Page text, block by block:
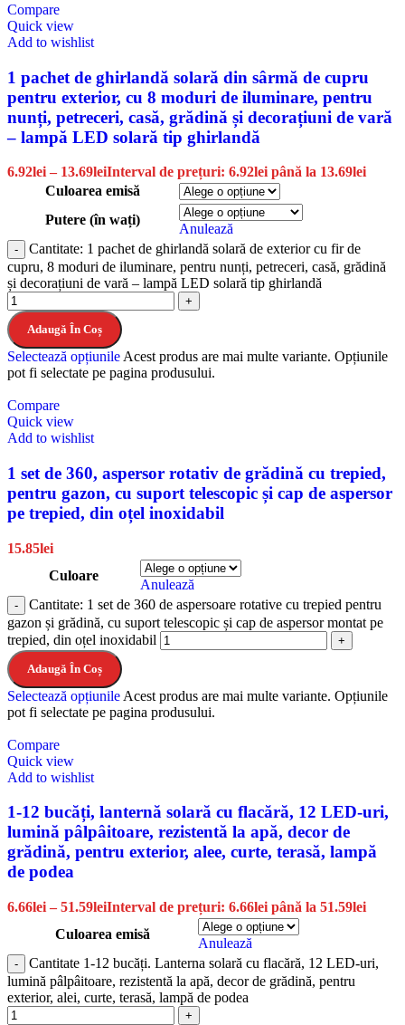
Compare
Quick view
Add to wishlist
1 pachet de ghirlandă solară din sârmă de cupru
pentru exterior, cu 8 moduri de iluminare, pentru
nunți, petreceri, casă, grădină și decorațiuni de vară
– lampă LED solară tip ghirlandă
6.92lei – 13.69leiInterval de prețuri: 6.92lei până la 13.69lei
Culoarea emisă
Putere (în wați)
Anulează
Cantitate: 1 pachet de ghirlandă solară de exterior cu fir de
cupru, 8 moduri de iluminare, pentru nunți, petreceri, casă, grădină
și decorațiuni de vară – lampă LED solară tip ghirlandă
Adaugă În Coș
Selectează opțiunile Acest produs are mai multe variante. Opțiunile
pot fi selectate pe pagina produsului.
Compare
Quick view
Add to wishlist
1 set de 360, aspersor rotativ de grădină cu trepied,
pentru gazon, cu suport telescopic și cap de aspersor
pe trepied, din oțel inoxidabil
15.85lei
Culoare
Anulează
Cantitate: 1 set de 360 de aspersoare rotative cu trepied pentru
gazon și grădină, cu suport telescopic și cap de aspersor montat pe
trepied, din oțel inoxidabil
Adaugă În Coș
Selectează opțiunile Acest produs are mai multe variante. Opțiunile
pot fi selectate pe pagina produsului.
Compare
Quick view
Add to wishlist
1-12 bucăți, lanternă solară cu flacără, 12 LED-uri,
lumină pâlpâitoare, rezistentă la apă, decor de
grădină, pentru exterior, alee, curte, terasă, lampă
de podea
6.66lei – 51.59leiInterval de prețuri: 6.66lei până la 51.59lei
Culoarea emisă
Anulează
Cantitate 1-12 bucăți. Lanterna solară cu flacără, 12 LED-uri,
lumină pâlpâitoare, rezistentă la apă, decor de grădină, pentru
exterior, alei, curte, terasă, lampă de podea